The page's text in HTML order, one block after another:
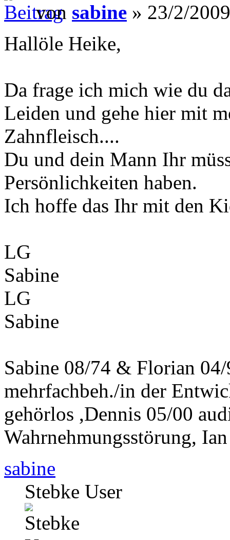
von sabine » 23/2/
Hallöle Heike,
Da frage ich mich wie du
Leiden und gehe hier mit
Zahnfleisch....
Du und dein Mann Ihr
Persönlichkeiten haben.
Ich hoffe das Ihr mit den
LG
Sabine
LG
Sabine
Sabine 08/74 & Florian
mehrfachbeh./in der
gehörlos ,Dennis 05/00
Wahrnehmungsstörung,
sabine
Stebke User